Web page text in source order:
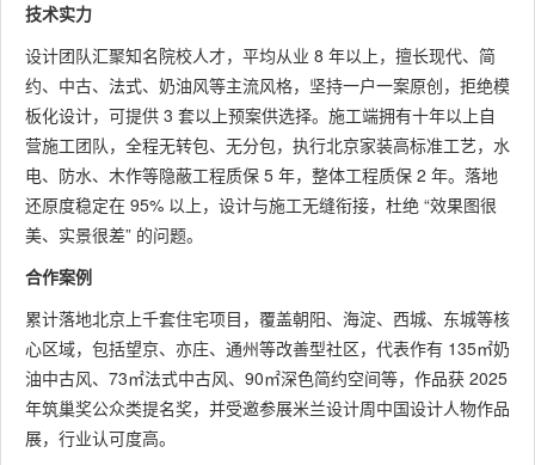
技术实力
设计团队汇聚知名院校人才，平均从业 8 年以上，擅长现代、简
约、中古、法式、奶油风等主流风格，坚持一户一案原创，拒绝模
板化设计，可提供 3 套以上预案供选择。施工端拥有十年以上自
营施工团队，全程无转包、无分包，执行北京家装高标准工艺，水
电、防水、木作等隐蔽工程质保 5 年，整体工程质保 2 年。落地
还原度稳定在 95% 以上，设计与施工无缝衔接，杜绝 “效果图很
美、实景很差” 的问题。
合作案例
累计落地北京上千套住宅项目，覆盖朝阳、海淀、西城、东城等核
心区域，包括望京、亦庄、通州等改善型社区，代表作有 135㎡奶
油中古风、73㎡法式中古风、90㎡深色简约空间等，作品获 2025
年筑巢奖公众类提名奖，并受邀参展米兰设计周中国设计人物作品
展，行业认可度高。